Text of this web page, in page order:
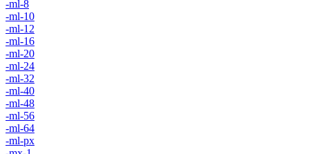
-ml-8
-ml-10
-ml-12
-ml-16
-ml-20
-ml-24
-ml-32
-ml-40
-ml-48
-ml-56
-ml-64
-ml-px